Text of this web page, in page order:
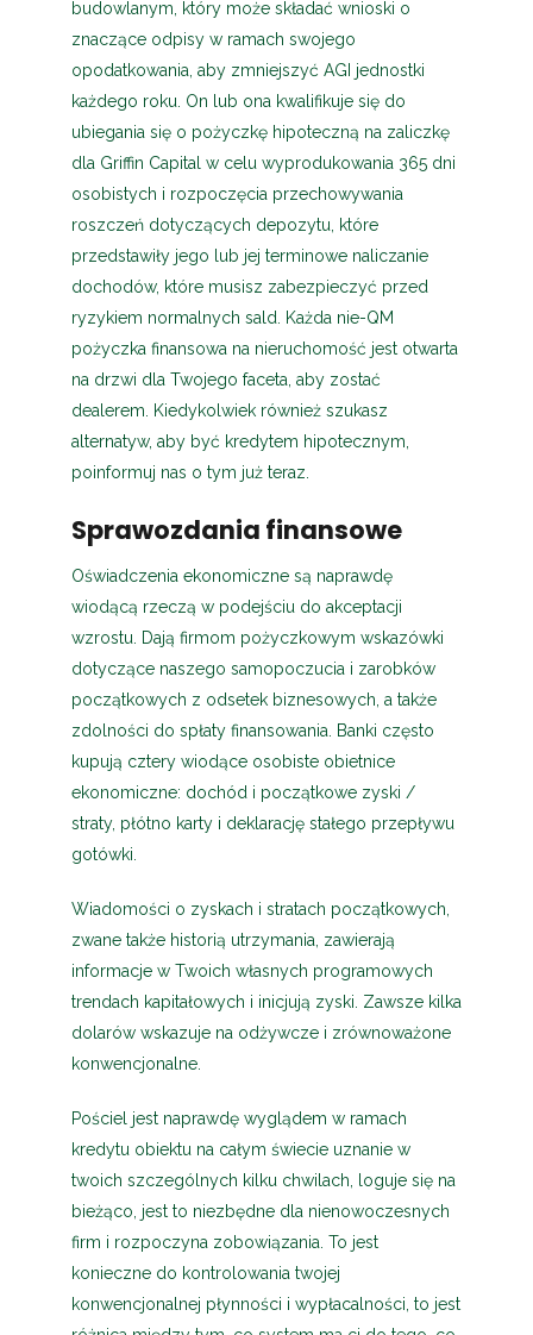
budowlanym, który może składać wnioski o
znaczące odpisy w ramach swojego
opodatkowania, aby zmniejszyć AGI jednostki
każdego roku. On lub ona kwalifikuje się do
ubiegania się o pożyczkę hipoteczną na zaliczkę
dla Griffin Capital w celu wyprodukowania 365 dni
osobistych i rozpoczęcia przechowywania
roszczeń dotyczących depozytu, które
przedstawiły jego lub jej terminowe naliczanie
dochodów, które musisz zabezpieczyć przed
ryzykiem normalnych sald. Każda nie-QM
pożyczka finansowa na nieruchomość jest otwarta
na drzwi dla Twojego faceta, aby zostać
dealerem. Kiedykolwiek również szukasz
alternatyw, aby być kredytem hipotecznym,
poinformuj nas o tym już teraz.
Sprawozdania finansowe
Oświadczenia ekonomiczne są naprawdę
wiodącą rzeczą w podejściu do akceptacji
wzrostu. Dają firmom pożyczkowym wskazówki
dotyczące naszego samopoczucia i zarobków
początkowych z odsetek biznesowych, a także
zdolności do spłaty finansowania. Banki często
kupują cztery wiodące osobiste obietnice
ekonomiczne: dochód i początkowe zyski /
straty, płótno karty i deklarację stałego przepływu
gotówki.
Wiadomości o zyskach i stratach początkowych,
zwane także historią utrzymania, zawierają
informacje w Twoich własnych programowych
trendach kapitałowych i inicjują zyski. Zawsze kilka
dolarów wskazuje na odżywcze i zrównoważone
konwencjonalne.
Pościel jest naprawdę wyglądem w ramach
kredytu obiektu na całym świecie uznanie w
twoich szczególnych kilku chwilach, loguje się na
bieżąco, jest to niezbędne dla nienowoczesnych
firm i rozpoczyna zobowiązania. To jest
konieczne do kontrolowania twojej
konwencjonalnej płynności i wypłacalności, to jest